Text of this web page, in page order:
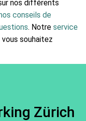
nos différents
conseils de
. Notre service
souhaitez
Zürich